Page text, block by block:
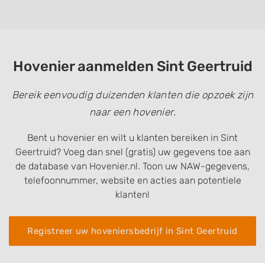
Hovenier aanmelden Sint Geertruid
Bereik eenvoudig duizenden klanten die opzoek zijn
naar een hovenier.
Bent u hovenier en wilt u klanten bereiken in Sint
Geertruid? Voeg dan snel (gratis) uw gegevens toe aan
de database van Hovenier.nl. Toon uw NAW-gegevens,
telefoonnummer, website en acties aan potentiele
klanten!
Registreer uw hoveniersbedrijf in Sint Geertruid